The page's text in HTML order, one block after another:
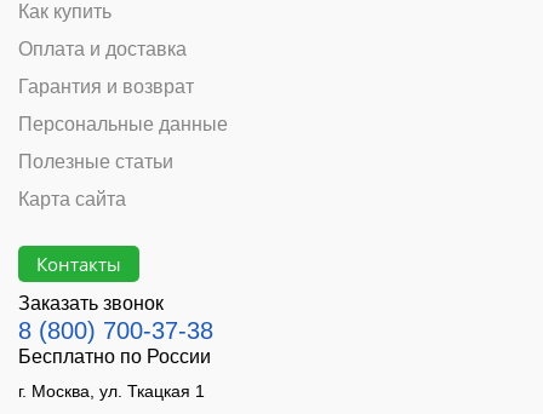
Как купить
Оплата и доставка
Гарантия и возврат
Персональные данные
Полезные статьи
Карта сайта
Контакты
Заказать звонок
8 (800) 700-37-38
Бесплатно по России
г. Москва, ул. Ткацкая 1